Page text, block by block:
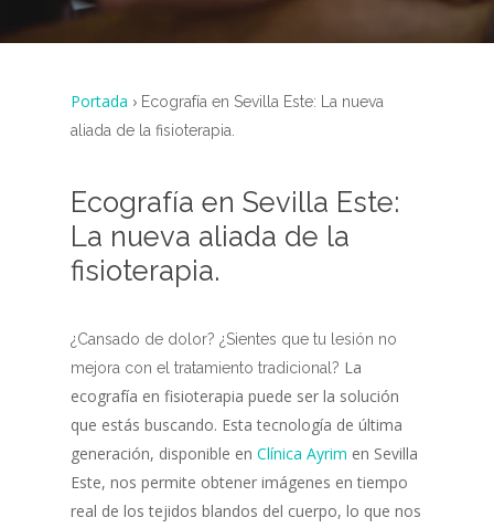
Portada › Ecografía en Sevilla Este: La nueva
aliada de la fisioterapia.
Ecografía en Sevilla Este:
La nueva aliada de la
fisioterapia.
¿Cansado de dolor? ¿Sientes que tu lesión no
mejora con el tratamientotradicional? La
ecografía en fisioterapia puede ser la solución
que estás buscando. Esta tecnología de última
generación, disponible en Clínica Ayrim en Sevilla
Este, nos permite obtener imágenes en tiempo
real de los tejidos blandos del cuerpo, lo que nos